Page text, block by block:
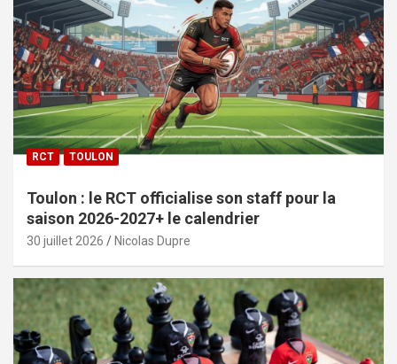
RCT TOULON
Toulon : le RCT officialise son staff pour la
saison 2026-2027+ le calendrier
30 juillet 2026 Nicolas Dupre